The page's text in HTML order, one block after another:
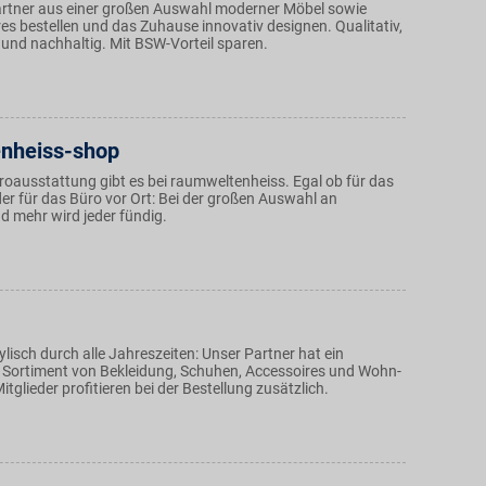
aus einer großen Auswahl moderner Möbel sowie
bestellen und das Zuhause innovativ designen. Qualitativ,
nachhaltig. Mit BSW-Vorteil sparen.
shop
gibt es bei raumweltenheiss. Egal ob für das
für das Büro vor Ort: Bei der großen Auswahl an
mehr wird jeder fündig.
durch alle Jahreszeiten: Unser Partner hat ein
von Bekleidung, Schuhen, Accessoires und Wohn-
profitieren bei der Bestellung zusätzlich.